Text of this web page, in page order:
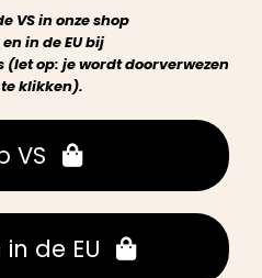
VS in onze shop
in de EU bij
op: je wordt doorverwezen
klikken).
VS
de EU